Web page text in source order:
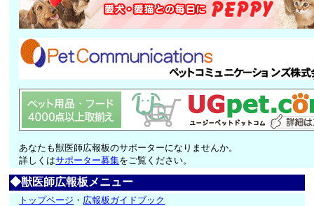
あなたも獣医師広報板のサポーターになりませんか。
詳しくはサポーター募集をご覧ください。
◆獣医師広報板メニュー
トップページ ・ 広報板ガイドブック